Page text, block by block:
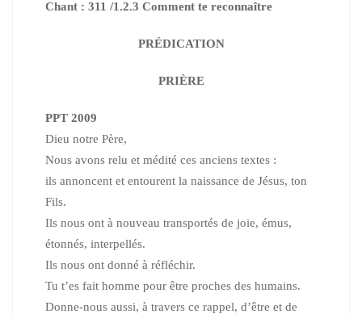
Chant : 311 /1.2.3 Comment te reconnaître
PRÉDICATION
PRIÈRE
PPT 2009
Dieu notre Père,
Nous avons relu et médité ces anciens textes :
ils annoncent et entourent la naissance de Jésus, ton
Fils.
Ils nous ont à nouveau transportés de joie, émus,
étonnés, interpellés.
Ils nous ont donné à réfléchir.
Tu t’es fait homme pour être proches des humains.
Donne-nous aussi, à travers ce rappel, d’être et de